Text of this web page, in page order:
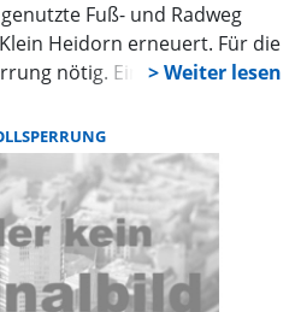
Fuß- und Radweg
Heidorn erneuert. Für die
nötig. Eine Umleitung